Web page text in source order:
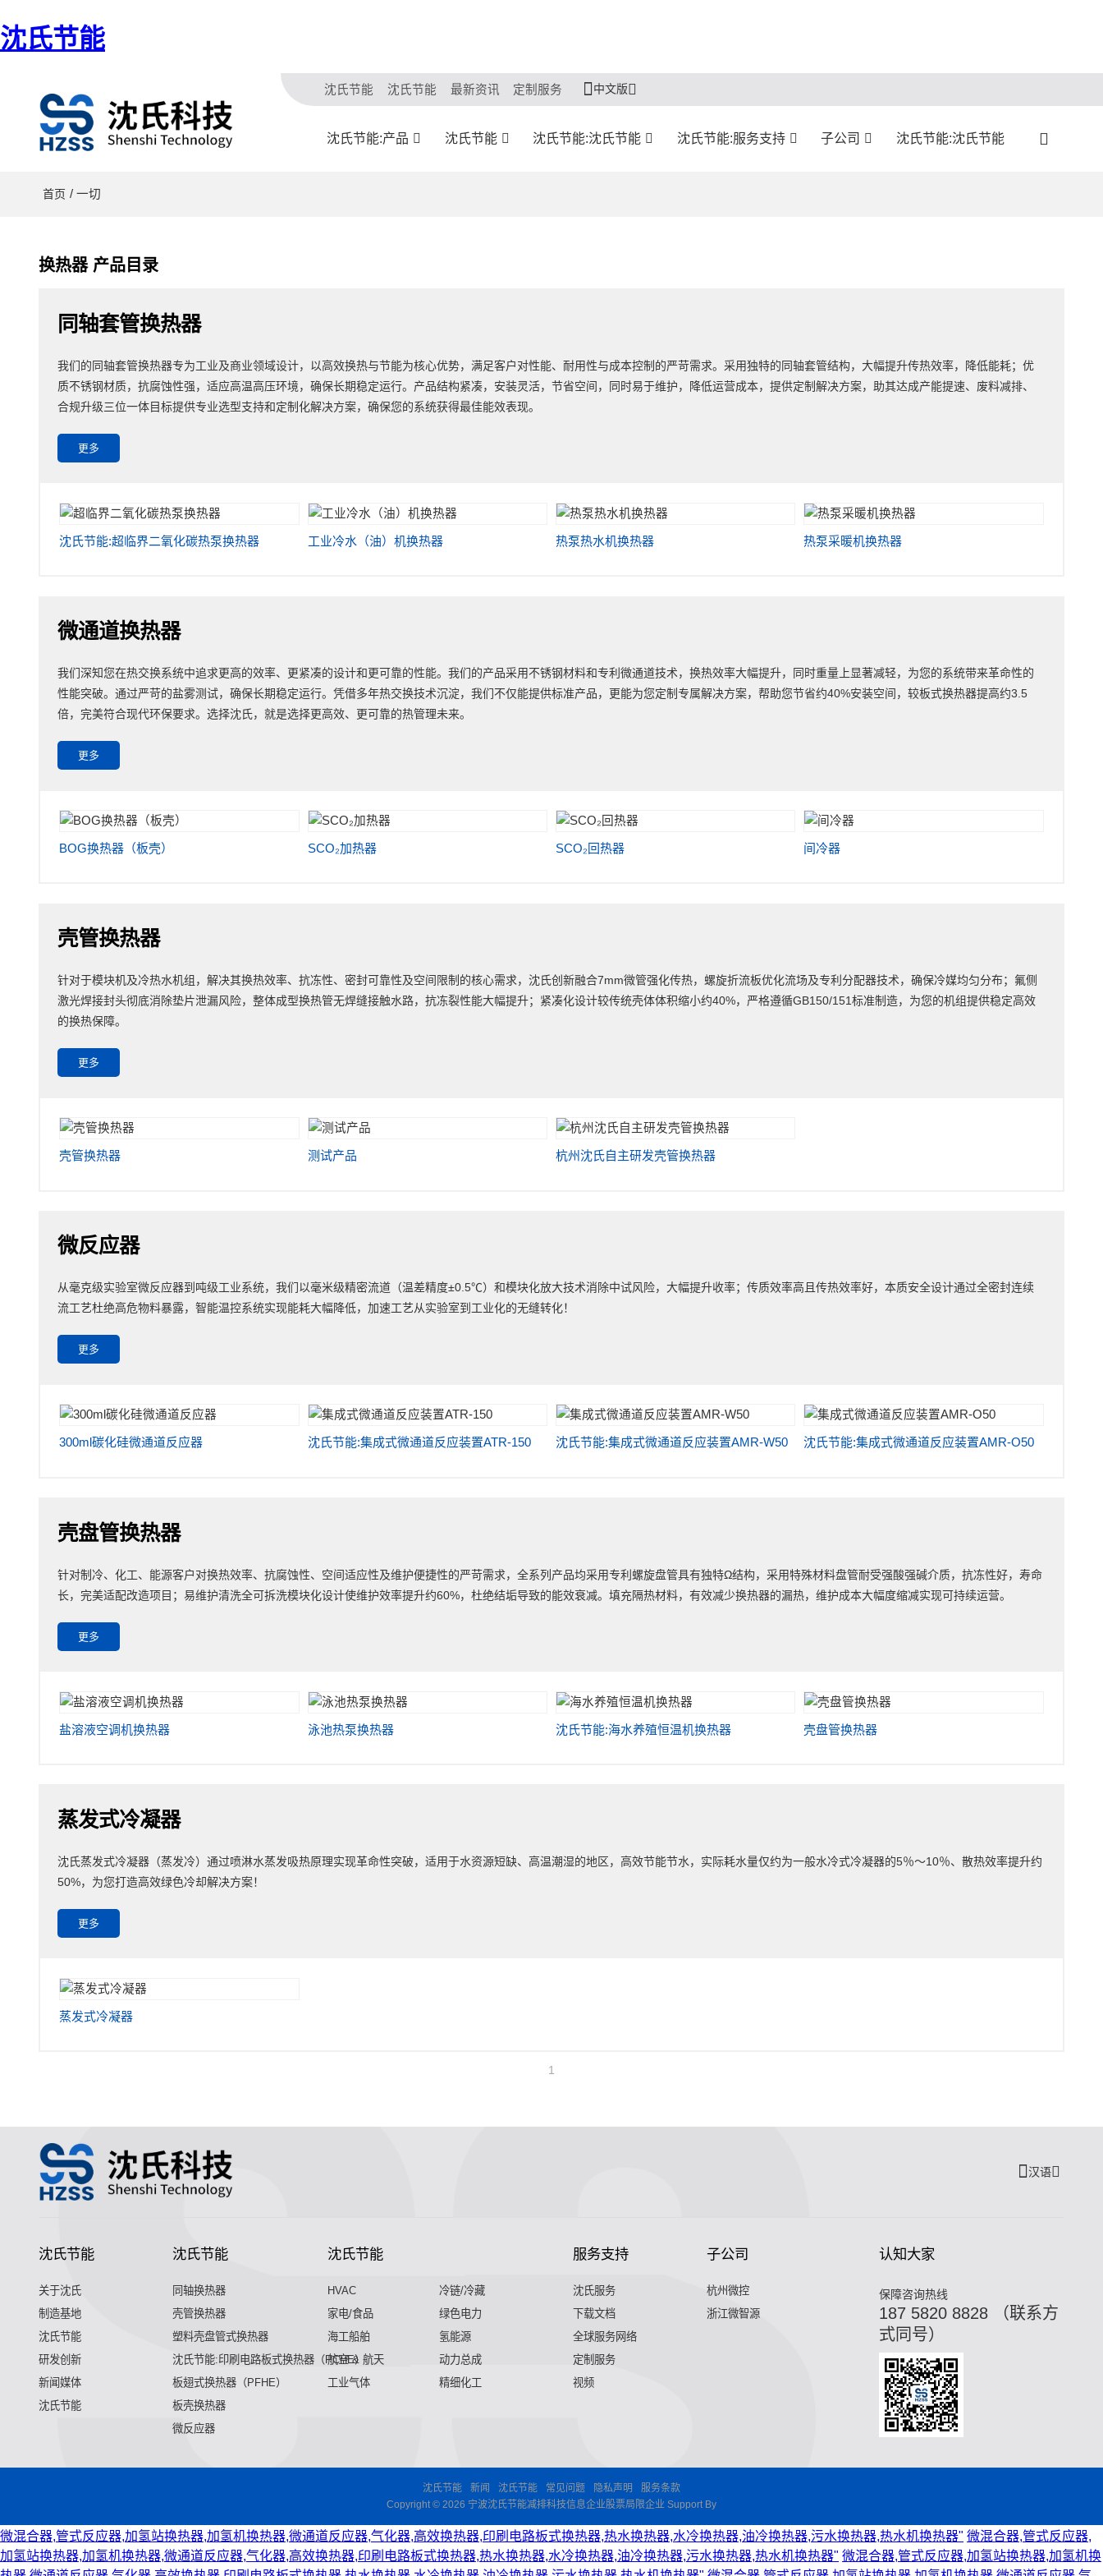
沈氏节能
沈氏节能 沈氏节能 最新资讯 定制服务 中文版
沈氏节能:产品 沈氏节能 沈氏节能:沈氏节能 沈氏节能:服务支持 子公司 沈氏节能:沈氏节能
首页 / 一切
换热器 产品目录
同轴套管换热器
我们的同轴套管换热器专为工业及商业领域设计，以高效换热与节能为核心优势，满足客户对性能、耐用性与成本控制的严苛需求。采用独特的同轴套管结构，大幅提升传热效率，降低能耗；优
质不锈钢材质，抗腐蚀性强，适应高温高压环境，确保长期稳定运行。产品结构紧凑，安装灵活，节省空间，同时易于维护，降低运营成本，提供定制解决方案，助其达成产能提速、废料减排、
合规升级三位一体目标提供专业选型支持和定制化解决方案，确保您的系统获得最佳能效表现。
更多
沈氏节能:超临界二氧化碳热泵换热器 工业冷水（油）机换热器 热泵热水机换热器 热泵采暖机换热器
微通道换热器
我们深知您在热交换系统中追求更高的效率、更紧凑的设计和更可靠的性能。我们的产品采用不锈钢材料和专利微通道技术，换热效率大幅提升，同时重量上显著减轻，为您的系统带来革命性的
性能突破。通过严苛的盐雾测试，确保长期稳定运行。凭借多年热交换技术沉淀，我们不仅能提供标准产品，更能为您定制专属解决方案，帮助您节省约40%安装空间，较板式换热器提高约3.5
倍，完美符合现代环保要求。选择沈氏，就是选择更高效、更可靠的热管理未来。
更多
BOG换热器（板壳） SCO₂加热器 SCO₂回热器 间冷器
壳管换热器
针对于模块机及冷热水机组，解决其换热效率、抗冻性、密封可靠性及空间限制的核心需求，沈氏创新融合7mm微管强化传热，螺旋折流板优化流场及专利分配器技术，确保冷媒均匀分布；氟侧
激光焊接封头彻底消除垫片泄漏风险，整体成型换热管无焊缝接触水路，抗冻裂性能大幅提升；紧凑化设计较传统壳体体积缩小约40%，严格遵循GB150/151标准制造，为您的机组提供稳定高效
的换热保障。
更多
壳管换热器 测试产品 杭州沈氏自主研发壳管换热器
微反应器
从毫克级实验室微反应器到吨级工业系统，我们以毫米级精密流道（温差精度±0.5℃）和模块化放大技术消除中试风险，大幅提升收率；传质效率高且传热效率好，本质安全设计通过全密封连续
流工艺杜绝高危物料暴露，智能温控系统实现能耗大幅降低，加速工艺从实验室到工业化的无缝转化！
更多
300ml碳化硅微通道反应器 沈氏节能:集成式微通道反应装置ATR-150 沈氏节能:集成式微通道反应装置AMR-W50 沈氏节能:集成式微通道反应装置AMR-O50
壳盘管换热器
针对制冷、化工、能源客户对换热效率、抗腐蚀性、空间适应性及维护便捷性的严苛需求，全系列产品均采用专利螺旋盘管具有独特Ω结构，采用特殊材料盘管耐受强酸强碱介质，抗冻性好，寿命
长，完美适配改造项目；易维护清洗全可拆洗模块化设计使维护效率提升约60%，杜绝结垢导致的能效衰减。填充隔热材料，有效减少换热器的漏热，维护成本大幅度缩减实现可持续运营。
更多
盐溶液空调机换热器 泳池热泵换热器 沈氏节能:海水养殖恒温机换热器 壳盘管换热器
蒸发式冷凝器
沈氏蒸发式冷凝器（蒸发冷）通过喷淋水蒸发吸热原理实现革命性突破，适用于水资源短缺、高温潮湿的地区，高效节能节水，实际耗水量仅约为一般水冷式冷凝器的5％～10％、散热效率提升约
50%，为您打造高效绿色冷却解决方案！
更多
蒸发式冷凝器
1
汉语
沈氏节能
关于沈氏
制造基地
沈氏节能
研发创新
新闻媒体
沈氏节能
沈氏节能
同轴换热器
壳管换热器
塑料壳盘管式换热器
沈氏节能:印刷电路板式换热器（PCHE）
板翅式换热器（PFHE）
板壳换热器
微反应器
沈氏节能
HVAC
冷链/冷藏
家电/食品
绿色电力
海工船舶
氢能源
航空 & 航天
动力总成
工业气体
精细化工
服务支持
沈氏服务
下载文档
全球服务网络
定制服务
视频
子公司
杭州微控
浙江微智源
认知大家
保障咨询热线
187 5820 8828 （联系方
式同号）
沈氏节能 新闻 沈氏节能 常见问题 隐私声明
服务条款
Copyright © 2026 宁波沈氏节能减排科技信息企业股票局限企业 Support By
微混合器,管式反应器,加氢站换热器,加氢机换热器,微通道反应器,气化器,高效换热器,印刷电路板式换热器,热水换热器,水冷换热器,油冷换热器,污水换热器,热水机换热器" 微混合器,管式反应器,
加氢站换热器,加氢机换热器,微通道反应器,气化器,高效换热器,印刷电路板式换热器,热水换热器,水冷换热器,油冷换热器,污水换热器,热水机换热器" 微混合器,管式反应器,加氢站换热器,加氢机换